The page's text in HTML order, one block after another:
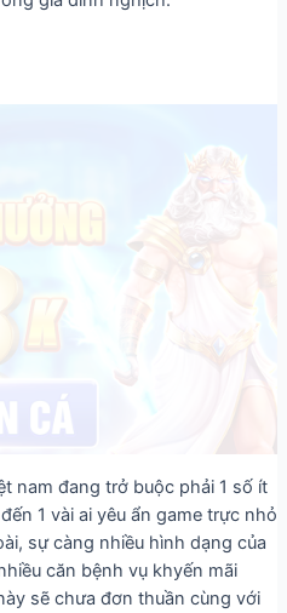
nam đang trở buộc phải 1 số ít
1 vài ai yêu ẩn game trực nhỏ
sự càng nhiều hình dạng của
căn bệnh vụ khyến mãi
sẽ chưa đơn thuần cùng với